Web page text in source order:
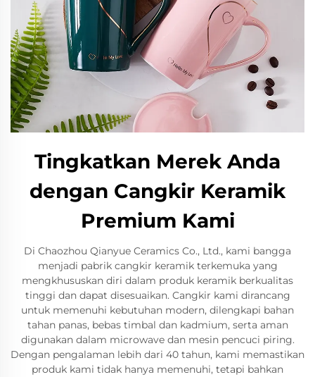
Tingkatkan Merek Anda
dengan Cangkir Keramik
Premium Kami
Di Chaozhou Qianyue Ceramics Co., Ltd., kami bangga
menjadi pabrik cangkir keramik terkemuka yang
mengkhususkan diri dalam produk keramik berkualitas
tinggi dan dapat disesuaikan. Cangkir kami dirancang
untuk memenuhi kebutuhan modern, dilengkapi bahan
tahan panas, bebas timbal dan kadmium, serta aman
digunakan dalam microwave dan mesin pencuci piring.
Dengan pengalaman lebih dari 40 tahun, kami memastikan
produk kami tidak hanya memenuhi, tetapi bahkan